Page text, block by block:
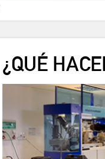
¿QUÉ